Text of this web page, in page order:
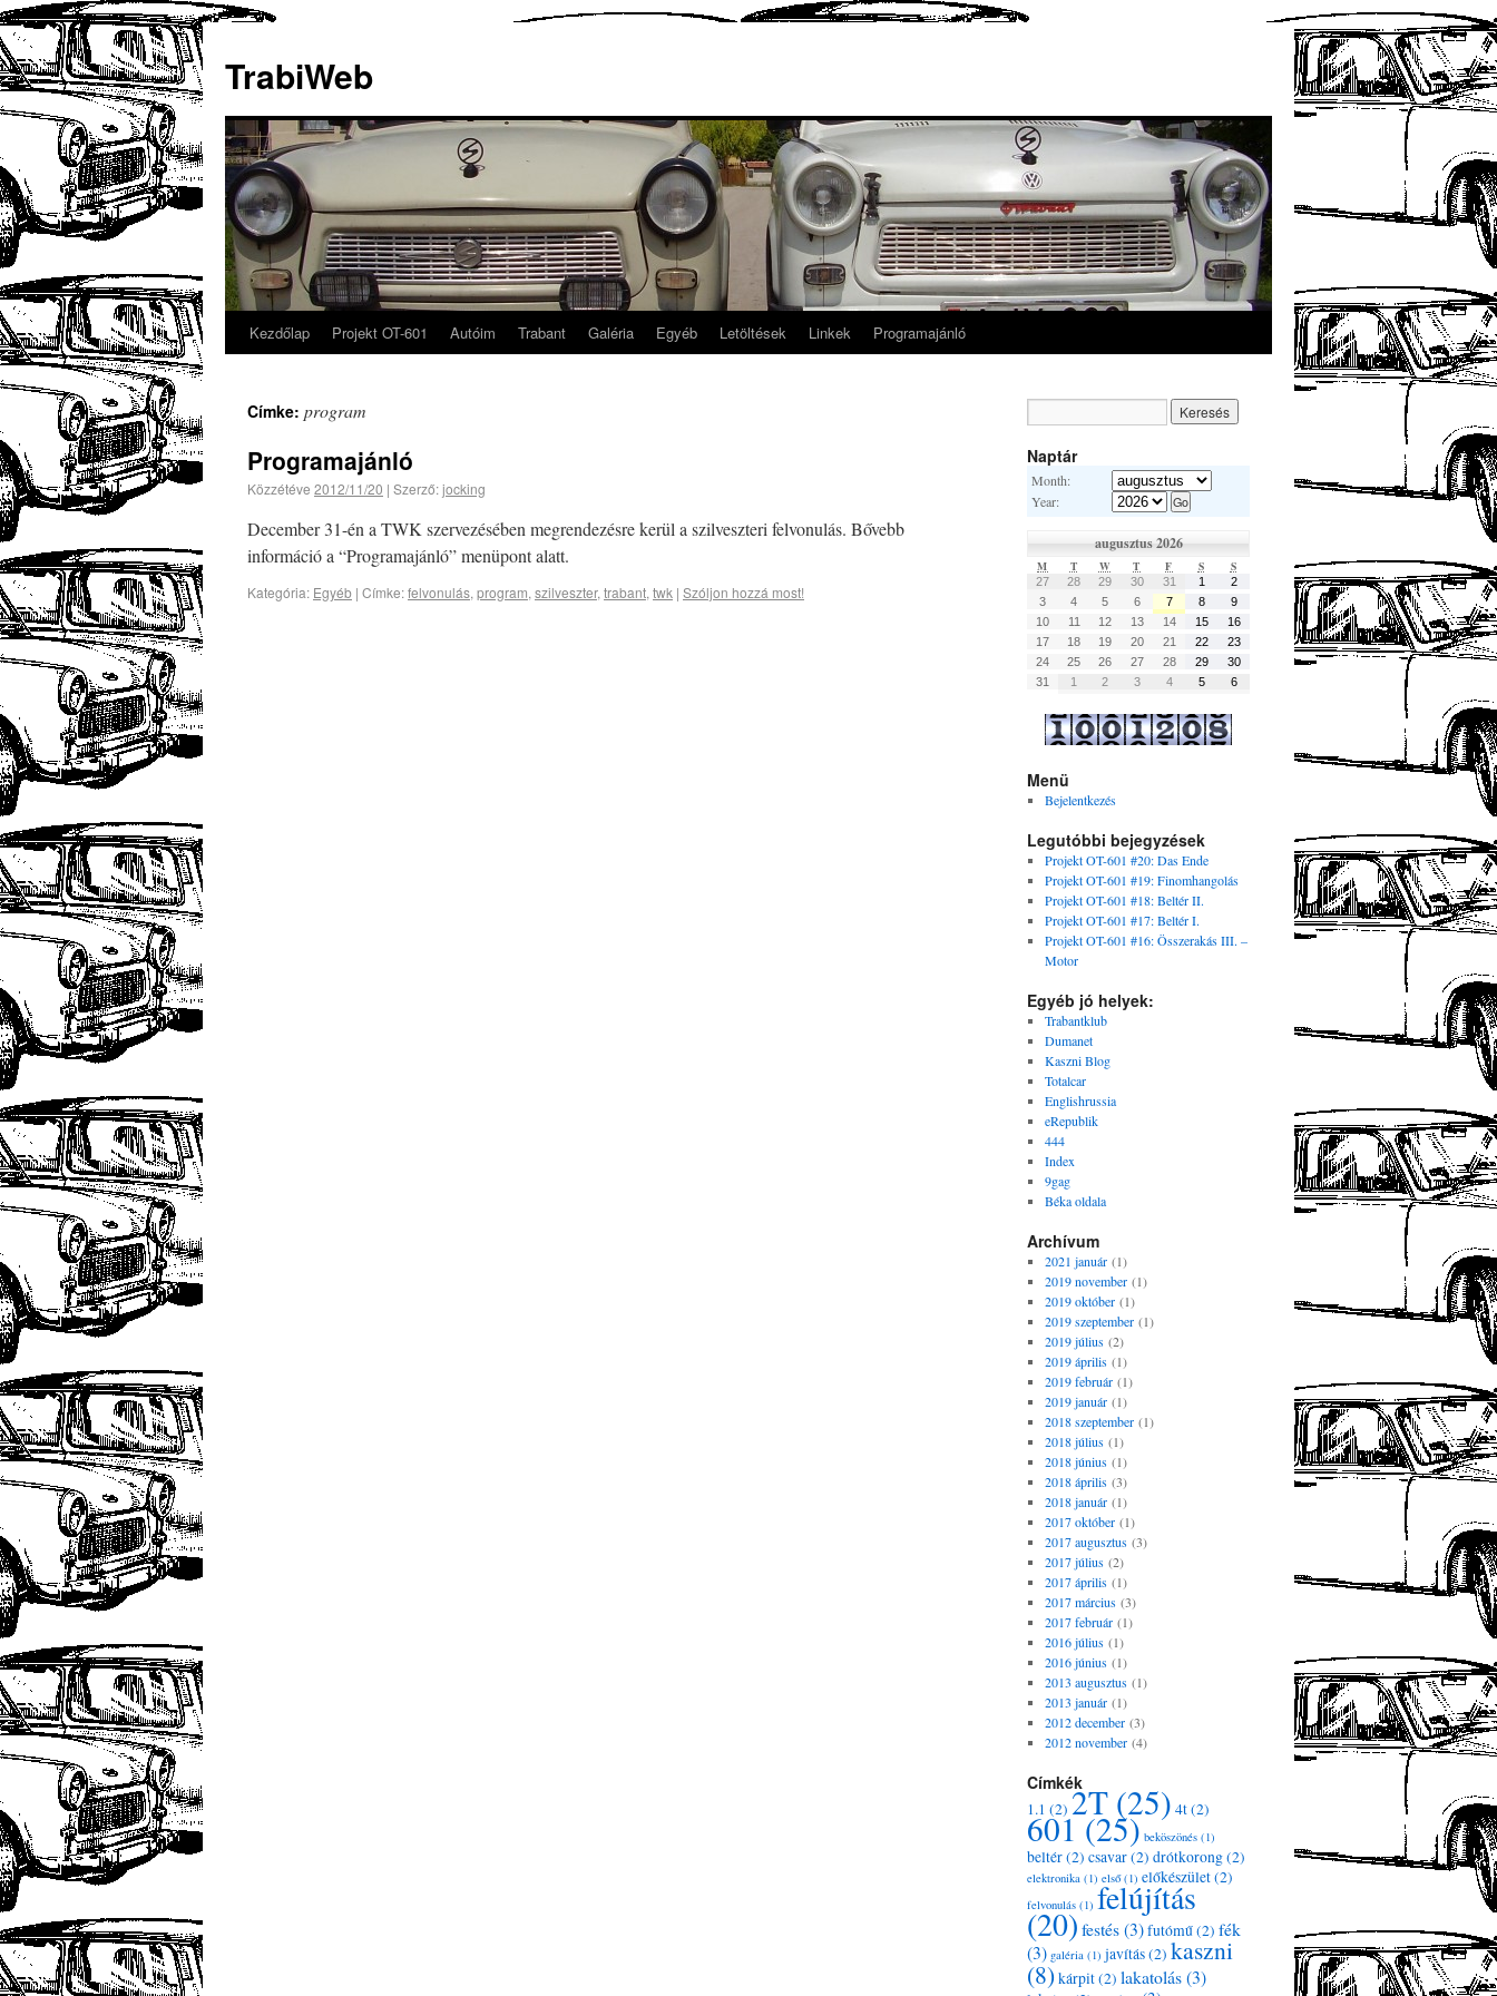
TrabiWeb
Kezdőlap Projekt OT-601 Autóim Trabant Galéria Egyéb Letöltések Linkek Programajánló
Címke: program
Programajánló
Közzétéve 2012/11/20 | Szerző:jocking
December 31-én a TWK szervezésében megrendezésre kerül a szilveszteri felvonulás. Bővebb
információ a “Programajánló” menüpont alatt.
Kategória: Egyéb | Címke:felvonulás, program, szilveszter, trabant, twk | Szóljon hozzá most!
Naptár
Month:
Year:
augusztus 2026
M T W T F S S
27 28 29 30 31 1
2
3
4 5 6 7 8
9
10
11 12 13 14 15
16
17
18 19 20 21 22
23
24
25 26 27 28 29
30
31
1 2 3 4 5 6
Menü
Bejelentkezés
Legutóbbi bejegyzések
Projekt OT-601 #20: Das Ende
Projekt OT-601 #19: Finomhangolás
Projekt OT-601 #18: Beltér II.
Projekt OT-601 #17: Beltér I.
Projekt OT-601 #16: Összerakás III. –
Motor
Egyéb jó helyek:
Trabantklub
Dumanet
Kaszni Blog
Totalcar
Englishrussia
eRepublik
444
Index
9gag
Béka oldala
Archívum
2021 január(1)
2019 november(1)
2019 október(1)
2019 szeptember(1)
2019 július(2)
2019 április(1)
2019 február(1)
2019 január(1)
2018 szeptember(1)
2018 július(1)
2018 június(1)
2018 április(3)
2018 január(1)
2017 október(1)
2017 augusztus(3)
2017 július(2)
2017 április(1)
2017 március(3)
2017 február(1)
2016 július(1)
2016 június(1)
2013 augusztus(1)
2013 január(1)
2012 december(3)
2012 november(4)
Címkék
1.1 (2) 2T (25) 4t(2)
601(25) beköszönés (1)
beltér(2) csavar(2) drótkorong(2)
elektronika (1) első(1) előkészület(2)
felvonulás (1) felújítás
(20)festés(3)futómű(2) fék
(3) galéria (1) javítás(2) kaszni
(8)kárpit(2) lakatolás(3)